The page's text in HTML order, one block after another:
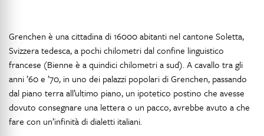
Grenchen è una cittadina di 16000 abitanti nel cantone Soletta,
Svizzera tedesca, a pochi chilometri dal confine linguistico
francese (Bienne è a quindici chilometri a sud). A cavallo tra gli
anni ’60 e ’70, in uno dei palazzi popolari di Grenchen, passando
dal piano terra all’ultimo piano, un ipotetico postino che avesse
dovuto consegnare una lettera o un pacco, avrebbe avuto a che
fare con un’infinità di dialetti italiani.